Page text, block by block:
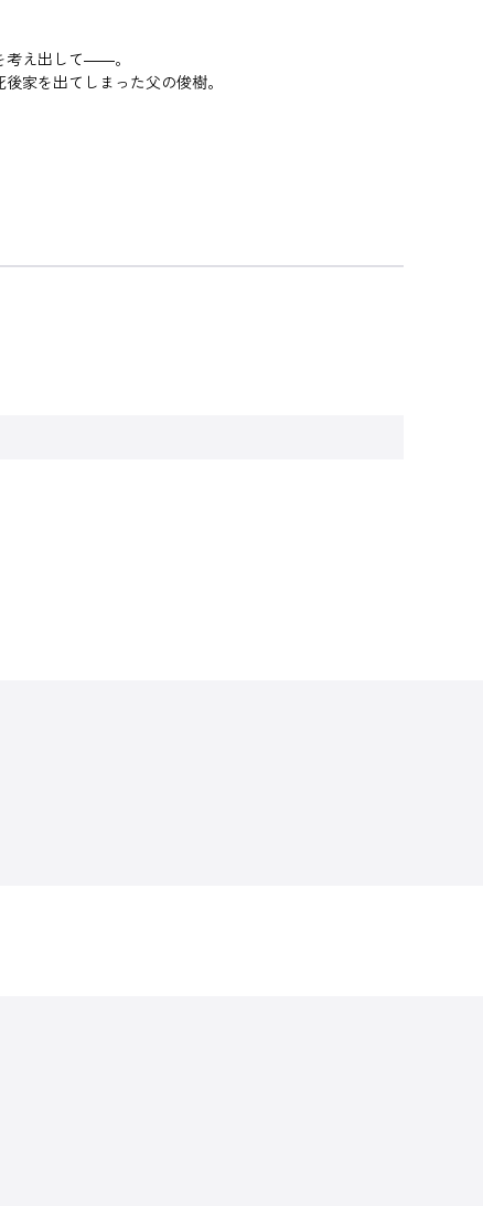
考え出して――。
家を出てしまった父の俊樹。